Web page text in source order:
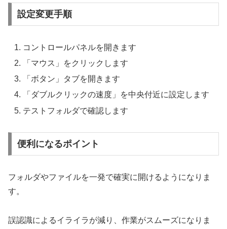
設定変更手順
コントロールパネルを開きます
「マウス」をクリックします
「ボタン」タブを開きます
「ダブルクリックの速度」を中央付近に設定します
テストフォルダで確認します
便利になるポイント
フォルダやファイルを一発で確実に開けるようになりま
す。
誤認識によるイライラが減り、作業がスムーズになりま